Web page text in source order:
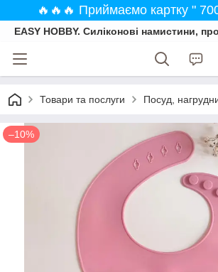
🔥🔥🔥 Приймаємо картку "
EASY HOBBY. Силіконові намистини,
Товари та послуги Посуд,
–10%